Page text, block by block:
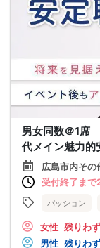
男女同数＠1
代メイン魅力的
広島市内そ
受付終了まで
パッション
女性 残りわ
男性 残りわ